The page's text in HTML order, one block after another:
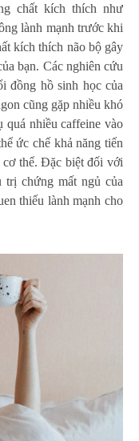
chất kích thích như
lành mạnh trước khi
kích thích não bộ gây
bạn. Các nghiên cứu
đồng hồ sinh học của
cũng gặp nhiều khó
quá nhiều caffeine vào
ức chế khả năng tiến
cơ thể. Đặc biệt đối với
trị chứng mất ngủ của
thiếu lành mạnh cho